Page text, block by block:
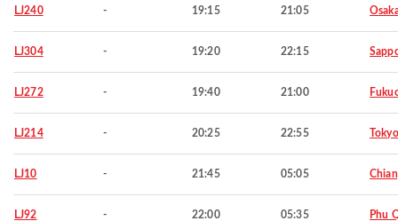
LJ240 - 19:15 21:05
LJ304 - 19:20 22:15
LJ272 - 19:40 21:00
LJ214 - 20:25 22:55 Tokyo
LJ10 - 21:45 05:05
LJ92 - 22:00 05:35 Phu